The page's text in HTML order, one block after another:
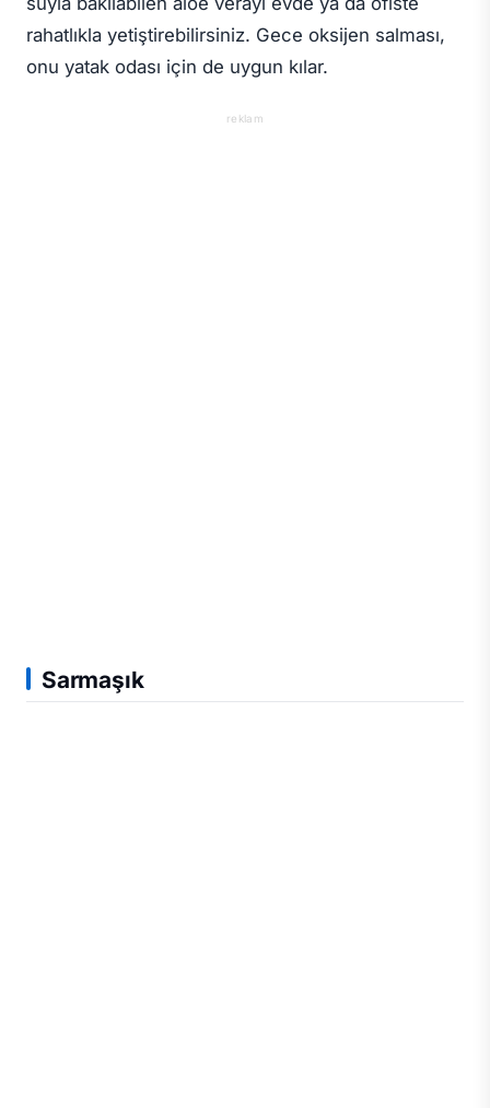
rahatlıkla yetiştirebilirsiniz. Gece oksijen salması,
onu yatak odası için de uygun kılar.
reklam
Sarmaşık